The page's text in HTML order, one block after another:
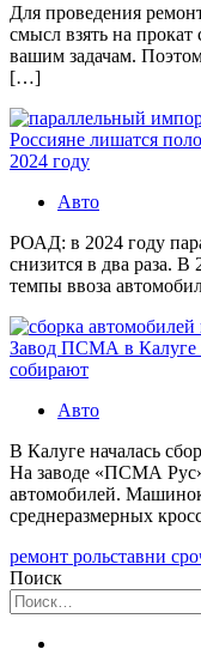
Для проведения
смысл взять на прокат
вашим задачам.
[…]
Россияне лишатся
2024 году
Авто
РОАД: в 2024 году
снизится в два раза. В
темпы ввоза
Завод ПСМА в Калуге
собирают
Авто
В Калуге началась
На заводе «ПСМА Рус»
автомобилей.
среднеразмерных
ремонт рольставни
Поиск
Найти: